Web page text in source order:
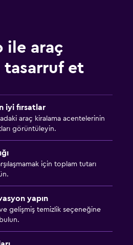
ile araç
tasarruf et
iyi fırsatlar
araç kiralama acentelerinin
görüntüleyin.
için toplam tutarı
yapın
gelişmiş temizlik seçeneğine